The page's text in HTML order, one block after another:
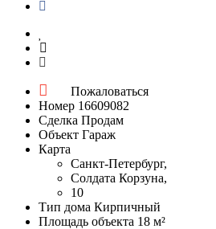
Пожаловаться
Номер 16609082
Сделка Продам
Объект Гараж
Карта
Санкт-Петербург,
Солдата Корзуна,
10
Тип дома Кирпичный
Площадь объекта 18 м²